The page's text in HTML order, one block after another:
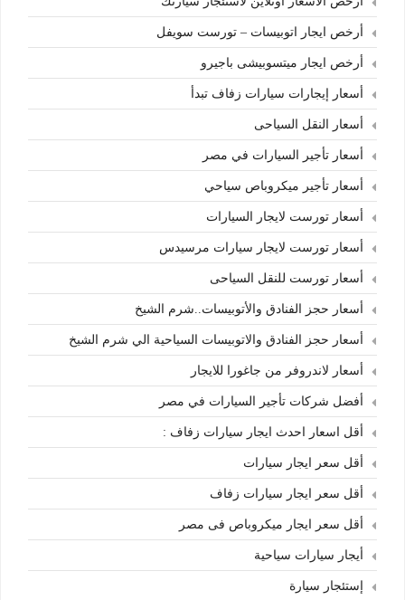
أرخص ايجار اتوبيسات – تورست سويفل
أرخص ايجار ميتسوبيشى باجيرو
أسعار إيجارات سيارات زفاف تبدأ
أسعار النقل السياحى
أسعار تأجير السيارات في مصر
أسعار تأجير ميكروباص سياحي
أسعار تورست لايجار السيارات
أسعار تورست لايجار سيارات مرسيدس
أسعار تورست للنقل السياحى
أسعار حجز الفنادق والأتوبيسات..شرم الشيخ
أسعار حجز الفنادق والاتوبيسات السياحية الي شرم الشيخ
أسعار لاندروفر من جاغورا للايجار
أفضل شركات تأجير السيارات في مصر
أقل اسعار احدث ايجار سيارات زفاف :
أقل سعر ايجار سيارات
أقل سعر ايجار سيارات زفاف
أقل سعر ايجار ميكروباص فى مصر
أيجار سيارات سياحية
إستئجار سيارة